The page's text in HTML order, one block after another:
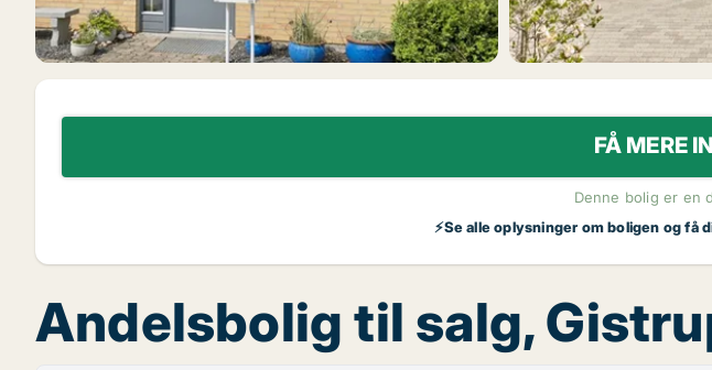
FÅ MERE
Denne bolig er en
⚡Se alle oplysninger om boligen og
Andelsbolig til salg,